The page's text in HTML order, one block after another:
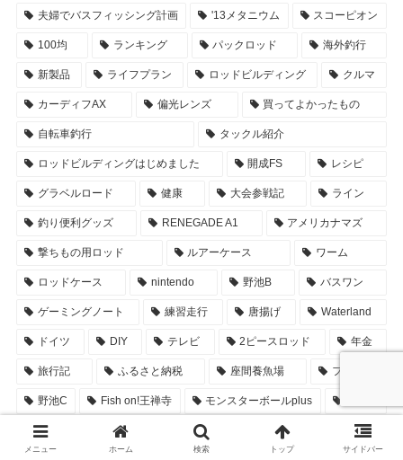
夫婦でバスフィッシング計画 '13メタニウム スコーピオン
100均 ランキング パックロッド 海外釣行
新製品 ライフプラン ロッドビルディング クルマ
カーディフAX 偏光レンズ 買ってよかったもの
自転車釣行 タックル紹介
ロッドビルディングはじめました 開成FS レシピ
グラベルロード 健康 大会参戦記 ライン
釣り便利グッズ RENEGADE A1 アメリカナマズ
撃ちもの用ロッド ルアーケース ワーム
ロッドケース nintendo 野池B バスワン
ゲーミングノート 練習走行 唐揚げ Waterland
ドイツ DIY テレビ 2ピースロッド 年金
旅行記 ふるさと納税 座間養魚場 フック
野池C Fish on!王禅寺 モンスターボールplus
Antares DC XG タナハシ製作所 野池D
メニュー ホーム 検索 トップ サイドバー